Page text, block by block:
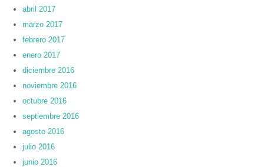
abril 2017
marzo 2017
febrero 2017
enero 2017
diciembre 2016
noviembre 2016
octubre 2016
septiembre 2016
agosto 2016
julio 2016
junio 2016